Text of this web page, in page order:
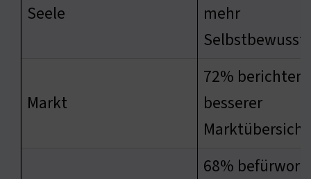
Seele
mehr
Markt
72% berichten
besserer
Marktübersicht
68%